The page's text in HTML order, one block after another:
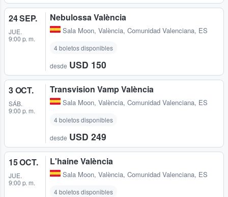
24 SEP.
JUE.
9:00 p. m.
Nebulossa València
Sala Moon, València, Comunidad Valenciana, ES
4 boletos disponibles
desde USD 150
3 OCT.
SÁB.
9:00 p. m.
Transvision Vamp València
Sala Moon, València, Comunidad Valenciana, ES
4 boletos disponibles
desde USD 249
15 OCT.
JUE.
9:00 p. m.
L'haine València
Sala Moon, València, Comunidad Valenciana, ES
4 boletos disponibles